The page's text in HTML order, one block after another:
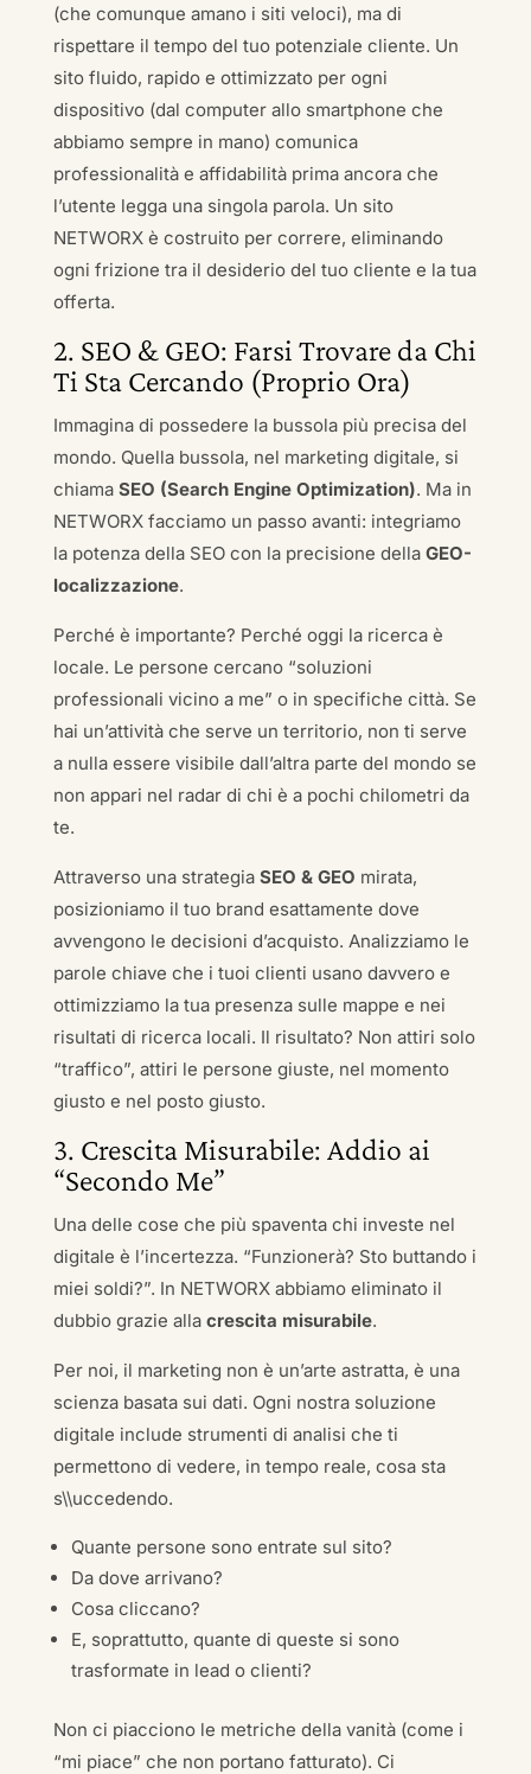
(che comunque amano i siti veloci), ma di
rispettare il tempo del tuo potenziale cliente. Un
sito fluido, rapido e ottimizzato per ogni
dispositivo (dal computer allo smartphone che
abbiamo sempre in mano) comunica
professionalità e affidabilità prima ancora che
l’utente legga una singola parola. Un sito
NETWORX è costruito per correre, eliminando
ogni frizione tra il desiderio del tuo cliente e la tua
offerta.
2. SEO & GEO: Farsi Trovare da Chi
Ti Sta Cercando (Proprio Ora)
Immagina di possedere la bussola più precisa del
mondo. Quella bussola, nel marketing digitale, si
chiama SEO (Search Engine Optimization). Ma in
NETWORX facciamo un passo avanti: integriamo
la potenza della SEO con la precisione della GEO-
localizzazione.
Perché è importante? Perché oggi la ricerca è
locale. Le persone cercano “soluzioni
professionali vicino a me” o in specifiche città. Se
hai un’attività che serve un territorio, non ti serve
a nulla essere visibile dall’altra parte del mondo se
non appari nel radar di chi è a pochi chilometri da
te.
Attraverso una strategia SEO & GEO mirata,
posizioniamo il tuo brand esattamente dove
avvengono le decisioni d’acquisto. Analizziamo le
parole chiave che i tuoi clienti usano davvero e
ottimizziamo la tua presenza sulle mappe e nei
risultati di ricerca locali. Il risultato? Non attiri solo
“traffico”, attiri le persone giuste, nel momento
giusto e nel posto giusto.
3. Crescita Misurabile: Addio ai
“Secondo Me”
Una delle cose che più spaventa chi investe nel
digitale è l’incertezza. “Funzionerà? Sto buttando i
miei soldi?”. In NETWORX abbiamo eliminato il
dubbio grazie alla crescita misurabile.
Per noi, il marketing non è un’arte astratta, è una
scienza basata sui dati. Ogni nostra soluzione
digitale include strumenti di analisi che ti
permettono di vedere, in tempo reale, cosa sta
s\\uccedendo.
Quante persone sono entrate sul sito?
Da dove arrivano?
Cosa cliccano?
E, soprattutto, quante di queste si sono
trasformate in lead o clienti?
Non ci piacciono le metriche della vanità (come i
“mi piace” che non portano fatturato). Ci